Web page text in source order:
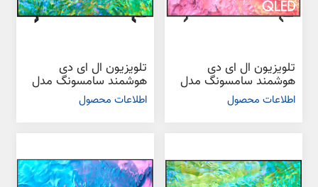
تلویزیون ال ای دی
هوشمند سامسونگ مدل
Q60C سایز 65 اینچ
اطلاعات محصول
تلویزیون ال ای دی
هوشمند سامسونگ مدل
CU8000 سایز 43 اینچ
اطلاعات محصول